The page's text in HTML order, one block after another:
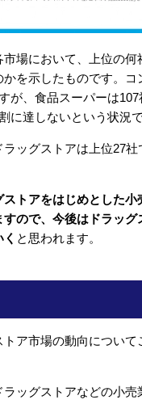
市場において、上位の何
を示したものです。コ
が、食品スーパーは
に達しないという状況で
ッグストアは上位27社
ストアをはじめとした
ので、今後はドラッグ
と思われます。
ア市場の動向について
ッグストアなどの小売